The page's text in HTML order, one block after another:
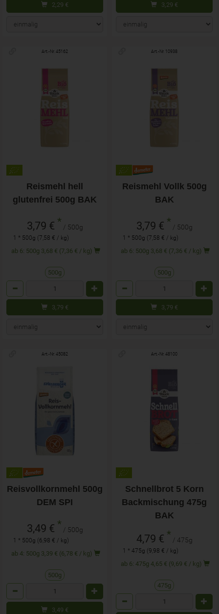
2,29 € 3,29 €
Art.-Nr. 45162
Reismehl hell
glutenfrei 500g BAK
3,79 € * / 500g
1 * 500g (7,58 € / kg)
ab 6: 500g 3,68 € (7,36 € / kg)
500g
3,79 €
Art.-Nr. 10938
Reismehl Vollk 500g
BAK
3,79 € * / 500g
1 * 500g (7,58 € / kg)
ab 6: 500g 3,68 € (7,36 € / kg)
500g
3,79 €
Art.-Nr. 45082
Reisvollkornmehl 500g
DEM SPI
3,49 € * / 500g
1 * 500g (6,98 € / kg)
ab 4: 500g 3,39 € (6,78 € / kg)
500g
3,49 €
Art.-Nr. 48100
Schnellbrot 5 Korn
Backmischung 475g
BAK
4,79 € * / 475g
1 * 475g (9,98 € / kg)
ab 6: 475g 4,65 € (9,69 € / kg)
475g